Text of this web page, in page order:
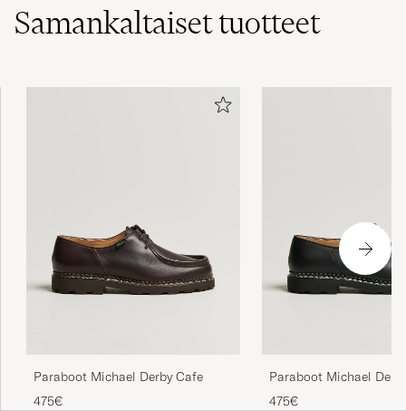
Samankaltaisettuotteet
Paraboot Michael Derby Cafe
475€
Paraboot Michael
475€